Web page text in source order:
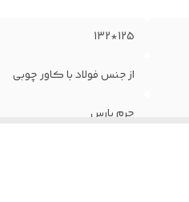
125*132
از جنس فولاد با کاور چوبی
چرم پارس